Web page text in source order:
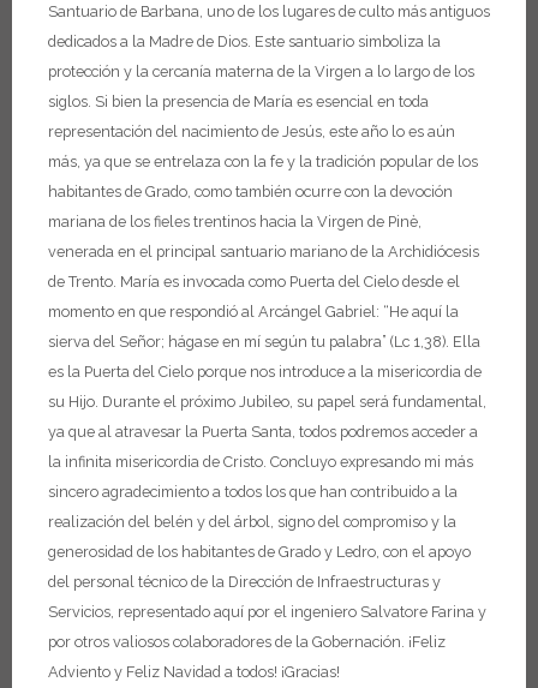
Santuario de Barbana, uno de los lugares de culto más antiguos
dedicados a la Madre de Dios. Este santuario simboliza la
protección y la cercanía materna de la Virgen a lo largo de los
siglos. Si bien la presencia de María es esencial en toda
representación del nacimiento de Jesús, este año lo es aún
más, ya que se entrelaza con la fe y la tradición popular de los
habitantes de Grado, como también ocurre con la devoción
mariana de los fieles trentinos hacia la Virgen de Pinè,
venerada en el principal santuario mariano de la Archidiócesis
de Trento. María es invocada como Puerta del Cielo desde el
momento en que respondió al Arcángel Gabriel: “He aquí la
sierva del Señor; hágase en mí según tu palabra” (Lc 1,38). Ella
es la Puerta del Cielo porque nos introduce a la misericordia de
su Hijo. Durante el próximo Jubileo, su papel será fundamental,
ya que al atravesar la Puerta Santa, todos podremos acceder a
la infinita misericordia de Cristo. Concluyo expresando mi más
sincero agradecimiento a todos los que han contribuido a la
realización del belén y del árbol, signo del compromiso y la
generosidad de los habitantes de Grado y Ledro, con el apoyo
del personal técnico de la Dirección de Infraestructuras y
Servicios, representado aquí por el ingeniero Salvatore Farina y
por otros valiosos colaboradores de la Gobernación. ¡Feliz
Adviento y Feliz Navidad a todos! ¡Gracias!